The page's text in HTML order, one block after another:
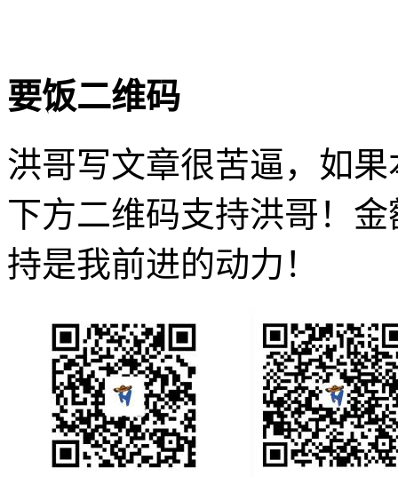
要饭二维码
洪哥写文章很苦逼，如
下方二维码支持洪哥！
持是我前进的动力！